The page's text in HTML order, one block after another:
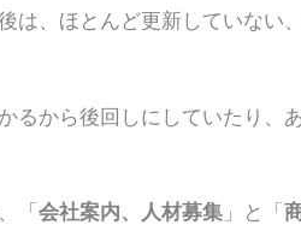
、ほとんど更新していな
るから後回しにしていたり
「会社案内、人材募集 」と「